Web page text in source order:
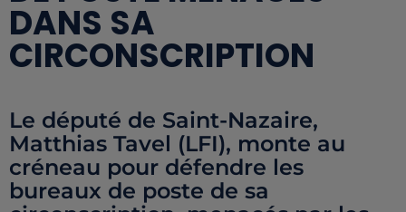
DANS SA
CIRCONSCRIPTION
Le député de Saint-Nazaire,
Matthias Tavel (LFI), monte au
créneau pour défendre les
bureaux de poste de sa